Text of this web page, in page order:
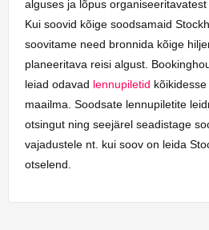
alguses ja lõpus
Kui soovid kõige soodsamaid
soovitame need bronnida kõige
planeeritava reisi algust.
leiad odavad lennupiletid
maailma. Soodsate lennupiletite
otsingut ning seejärel seadistage
vajadustele nt. kui soov on leida
otselend.